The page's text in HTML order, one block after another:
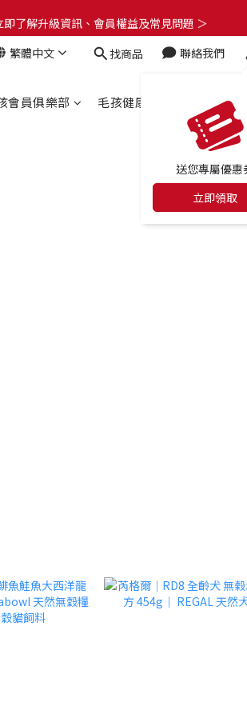
了解升級資訊、會員權益及常見問題 ＞
了解升級資訊、會員權益及常見問題 ＞
免運優惠 🎁
繁體中文 找商品 聯絡我們
送您專屬優惠
立即領取
會員俱樂部 毛孩健康百科
合作店家